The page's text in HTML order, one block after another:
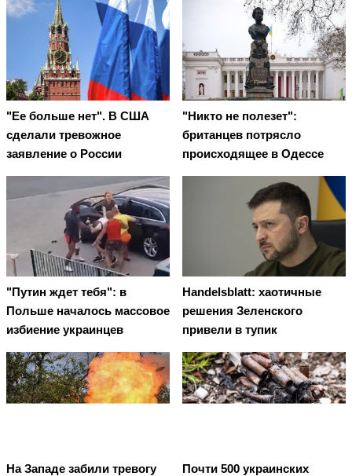
"Ее больше нет". В США
сделали тревожное
заявление о России
"Никто не полезет":
британцев потрясло
происходящее в Одессе
"Путин ждет тебя": в
Польше началось массовое
избиение украинцев
Handelsblatt: хаотичные
решения Зеленского
привели в тупик
На Западе забили тревогу
Почти 500 украинских